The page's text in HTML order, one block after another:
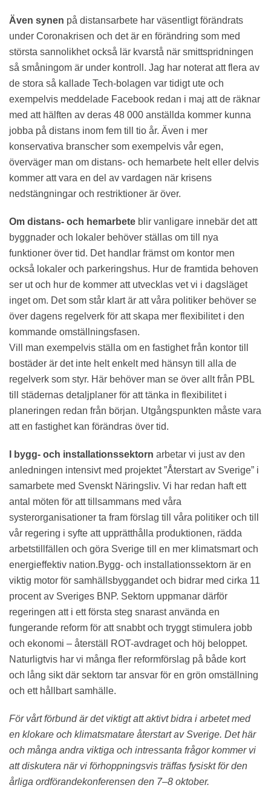
Även synen på distansarbete har väsentligt förändrats
under Coronakrisen och det är en förändring som med
största sannolikhet också lär kvarstå när smittspridningen
så småningom är under kontroll. Jag har noterat att flera av
de stora så kallade Tech-bolagen var tidigt ute och
exempelvis meddelade Facebook redan i maj att de räknar
med att hälften av deras 48 000 anställda kommer kunna
jobba på distans inom fem till tio år. Även i mer
konservativa branscher som exempelvis vår egen,
överväger man om distans- och hemarbete helt eller delvis
kommer att vara en del av vardagen när krisens
nedstängningar och restriktioner är över.
Om distans- och hemarbete blir vanligare innebär det att
byggnader och lokaler behöver ställas om till nya
funktioner över tid. Det handlar främst om kontor men
också lokaler och parkeringshus. Hur de framtida behoven
ser ut och hur de kommer att utvecklas vet vi i dagsläget
inget om. Det som står klart är att våra politiker behöver se
över dagens regelverk för att skapa mer flexibilitet i den
kommande omställningsfasen.
Vill man exempelvis ställa om en fastighet från kontor till
bostäder är det inte helt enkelt med hänsyn till alla de
regelverk som styr. Här behöver man se över allt från PBL
till städernas detaljplaner för att tänka in flexibilitet i
planeringen redan från början. Utgångspunkten måste vara
att en fastighet kan förändras över tid.
I bygg- och installationssektorn arbetar vi just av den
anledningen intensivt med projektet ”Återstart av Sverige” i
samarbete med Svenskt Näringsliv. Vi har redan haft ett
antal möten för att tillsammans med våra
systerorganisationer ta fram förslag till våra politiker och till
vår regering i syfte att upprätthålla produktionen, rädda
arbetstillfällen och göra Sverige till en mer klimatsmart och
energieffektiv nation.Bygg- och installationssektorn är en
viktig motor för samhällsbyggandet och bidrar med cirka 11
procent av Sveriges BNP. Sektorn uppmanar därför
regeringen att i ett första steg snarast använda en
fungerande reform för att snabbt och tryggt stimulera jobb
och ekonomi – återställ ROT-avdraget och höj beloppet.
Naturligtvis har vi många fler reformförslag på både kort
och lång sikt där sektorn tar ansvar för en grön omställning
och ett hållbart samhälle.
För vårt förbund är det viktigt att aktivt bidra i arbetet med
en klokare och klimatsmatare återstart av Sverige. Det här
och många andra viktiga och intressanta frågor kommer vi
att diskutera när vi förhoppningsvis träffas fysiskt för den
årliga ordförandekonferensen den 7–8 oktober.